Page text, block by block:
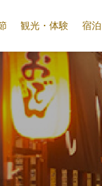
観光・体験 宿泊